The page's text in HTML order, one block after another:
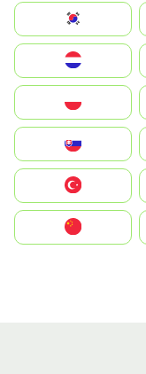
South Korea
United States
中國香港特別行政區